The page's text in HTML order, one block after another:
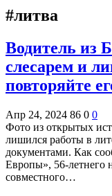
#литва
Водитель из
слесарем и
повторяйте
Апр 24, 2024 86 0 0
Фото из открытых
лишился работы в
документами. Как
Европы», 56-летнего
совместного…